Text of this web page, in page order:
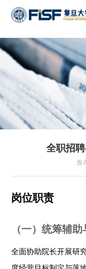
全职招
发
岗位职责
（一）统筹辅
全面协助院长开展研